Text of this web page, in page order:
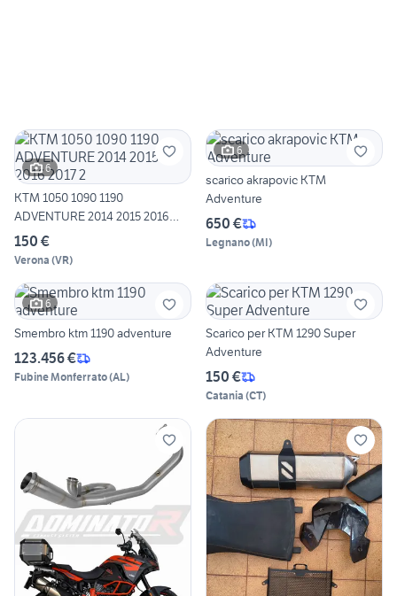
6
KTM 1050 1090 1190
ADVENTURE 2014 2015 2016
2017 2
150 €
Verona (VR)
6
scarico akrapovic KTM
Adventure
650 €
Legnano(MI)
6
Smembro ktm 1190 adventure
123.456 €
Fubine Monferrato(AL)
Scarico per KTM 1290 Super
Adventure
150 €
Catania (CT)